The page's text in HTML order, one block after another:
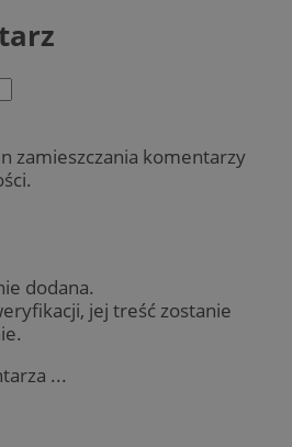
zamieszczania komentarzy
dodana.
jej treść zostanie
...